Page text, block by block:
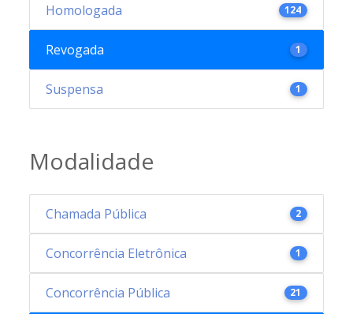
Homologada 124
Revogada 1
Suspensa 1
Modalidade
Chamada Pública 2
Concorrência Eletrônica 1
Concorrência Pública 21